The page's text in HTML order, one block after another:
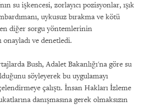
su işkencesi, zorlayıcı pozisyonlar, ışık
uykusuz bırakma ve kötü
diğer sorgu yöntemlerinin
onayladı ve denetledi.
Bush, Adalet Bakanlığı'na göre su
söyleyerek bu uygulamayı
çalıştı. İnsan Hakları İzleme
danışmasına gerek olmaksızın